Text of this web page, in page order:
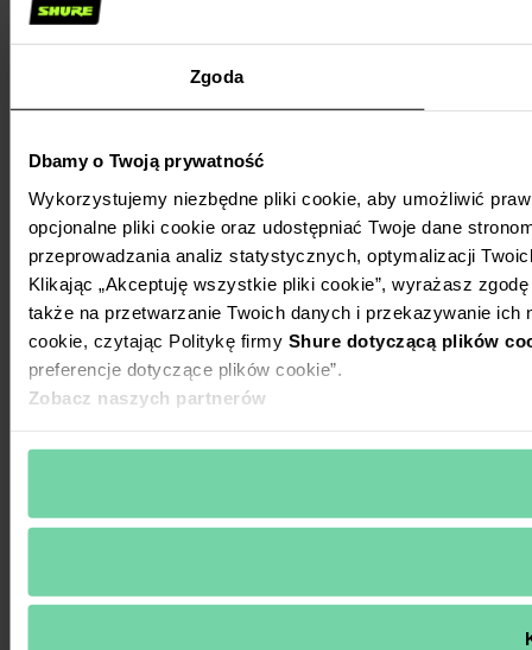
Zgoda
Dbamy o Twoją prywatność
Wykorzystujemy niezbędne pliki cookie, aby umożliwić
opcjonalne pliki cookie oraz udostępniać Twoje dane
przeprowadzania analiz statystycznych, optymalizacji
Klikając „Akceptuję wszystkie pliki cookie”, wyrażasz
także na przetwarzanie Twoich danych i przekazywanie
cookie, czytając Politykę firmy Shure dotyczącą plików
preferencje dotyczące plików cookie”.
Zobacz naszych partnerów